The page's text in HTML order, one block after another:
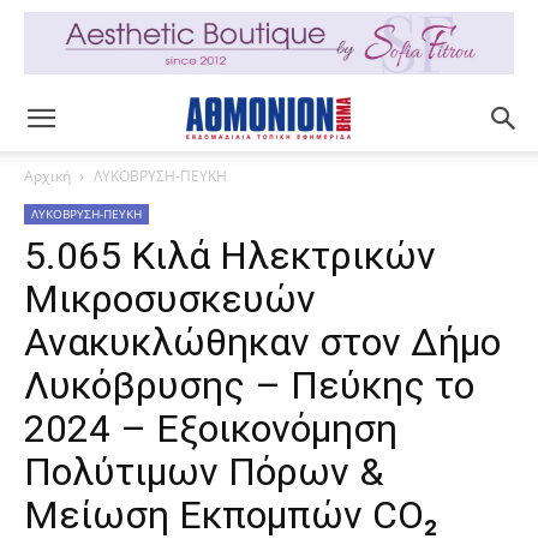
Αρχική ΛΥΚΟΒΡΥΣΗ-ΠΕΥΚΗ
ΛΥΚΟΒΡΥΣΗ-ΠΕΥΚΗ
5.065 Κιλά Ηλεκτρικών
Μικροσυσκευών
Ανακυκλώθηκαν στον Δήμο
Λυκόβρυσης – Πεύκης το
2024 – Εξοικονόμηση
Πολύτιμων Πόρων &
Μείωση Εκπομπών CO₂